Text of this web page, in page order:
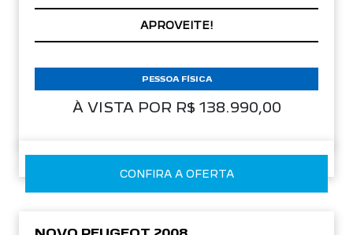
APROVEITE!
À VISTA POR R$ 138.990,00
PESSOA FÍSICA
CONFIRA A OFERTA